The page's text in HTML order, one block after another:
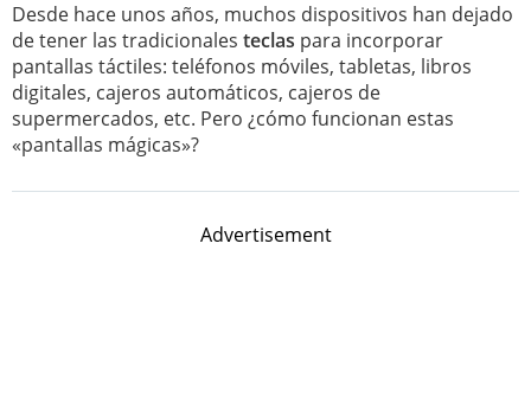
Desde hace unos años, muchos dispositivos han dejado
de tener las tradicionales teclas para incorporar
pantallas táctiles: teléfonos móviles, tabletas, libros
digitales, cajeros automáticos, cajeros de
supermercados, etc. Pero ¿cómo funcionan estas
«pantallas mágicas»?
Advertisement